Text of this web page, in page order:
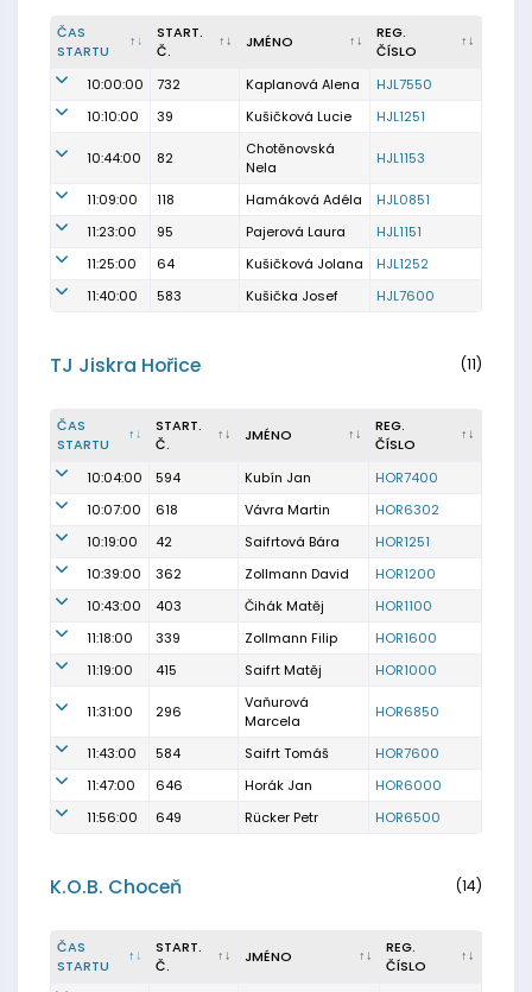
ČAS
STARTU
START.
Č.
JMÉNO
REG.
ČÍSLO
10:00:00
732 Kaplanová Alena
HJL7550
10:10:00
39 Kušičková Lucie HJL1251
10:44:00 82
Chotěnovská
Nela
HJL1153
11:09:00 118 Hamáková Adéla
HJL0851
11:23:00
95 Pajerová Laura
HJL1151
11:25:00
64 Kušičková Jolana
HJL1252
11:40:00
583 Kušička Josef HJL7600
TJ Jiskra Hořice (11)
ČAS
STARTU
START.
Č.
JMÉNO
REG.
ČÍSLO
10:04:00
594 Kubín Jan
HOR7400
10:07:00
618 Vávra Martin
HOR6302
10:19:00
42 Saifrtová Bára
HOR1251
10:39:00
362 Zollmann David
HOR1200
10:43:00
403 Čihák Matěj
HOR1100
11:18:00
339 Zollmann Filip
HOR1600
11:19:00
415 Saifrt Matěj HOR1000
11:31:00 296
Vaňurová
Marcela
HOR6850
11:43:00 584 Saifrt Tomáš
HOR7600
11:47:00
646 Horák Jan
HOR6000
11:56:00
649 Rücker Petr HOR6500
K.O.B. Choceň (14)
ČAS
STARTU
START.
Č.
JMÉNO
REG.
ČÍSLO